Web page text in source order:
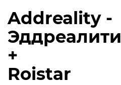
Addreality -
Эддреалити
+
Roistar